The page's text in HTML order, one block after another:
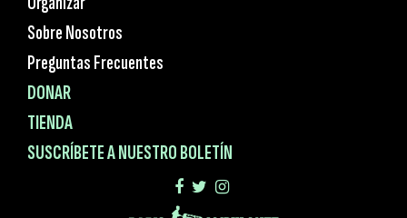
Sobre Nosotros
Preguntas Frecuentes
DONAR
TIENDA
SUSCRÍBETE A NUESTRO BOLETÍN